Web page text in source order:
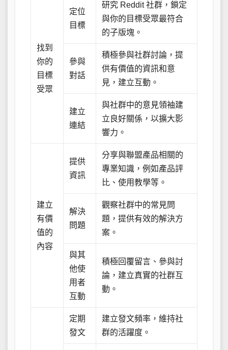
找到
你的
目標
受眾
定位
目標
研究 Reddit 社群，鎖定
與你的目標受眾最符合
的子版塊。
參與
對話
積極參與社群討論，提
供有價值的資訊和意
見，建立互動。
建立
連結
與社群中的意見領袖建
立良好關係，以擴大影
響力。
建立
有價
值的
內容
提供
資訊
分享與聯盟產品相關的
專業知識，例如產品評
比、使用教學等。
解決
問題
觀察社群中的常見問
題，提供有效的解決方
案。
與其
他使
用者
互動
積極回覆留言、參與討
論，建立真實的社群互
動。
定期
發文
建立發文頻率，維持社
群的活躍度。